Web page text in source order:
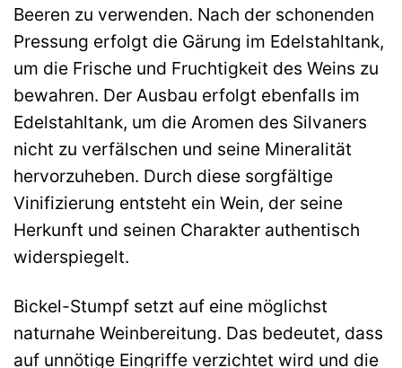
Beeren zu verwenden. Nach der schonenden
Pressung erfolgt die Gärung im Edelstahltank,
um die Frische und Fruchtigkeit des Weins zu
bewahren. Der Ausbau erfolgt ebenfalls im
Edelstahltank, um die Aromen des Silvaners
nicht zu verfälschen und seine Mineralität
hervorzuheben. Durch diese sorgfältige
Vinifizierung entsteht ein Wein, der seine
Herkunft und seinen Charakter authentisch
widerspiegelt.
Bickel-Stumpf setzt auf eine möglichst
naturnahe Weinbereitung. Das bedeutet, dass
auf unnötige Eingriffe verzichtet wird und die